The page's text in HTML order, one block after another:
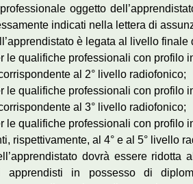
oggetto
indicati nella lettera di
è legata al livello
le qualifiche professionali con profilo
al 2° livello radiofonico;
le qualifiche professionali con profilo
al 3° livello radiofonico;
le qualifiche professionali con profilo
rispettivamente, al 4° e al 5° livello
dovrà essere
apprendisti in possesso di